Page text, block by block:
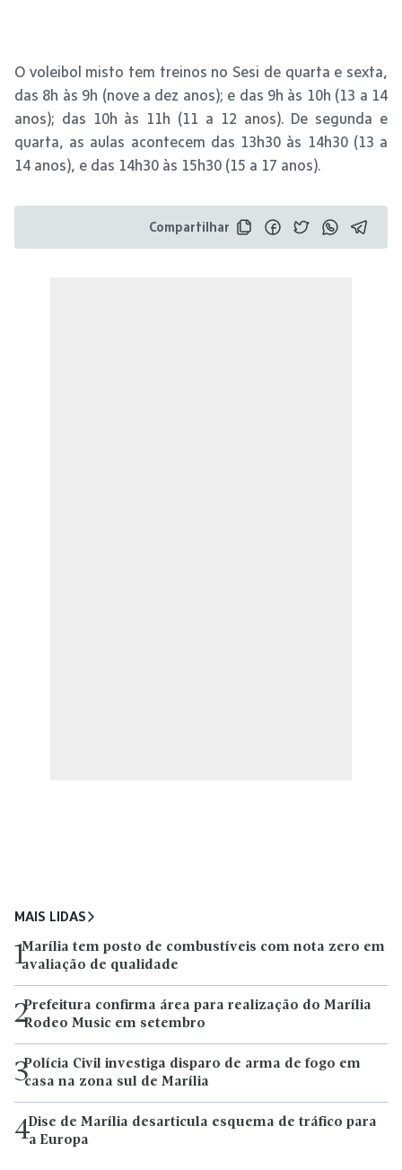
O voleibol misto tem treinos no Sesi de quarta e sexta,
das 8h às 9h (nove a dez anos); e das 9h às 10h (13 a 14
anos); das 10h às 11h (11 a 12 anos). De segunda e
quarta, as aulas acontecem das 13h30 às 14h30 (13 a
14 anos), e das 14h30 às 15h30 (15 a 17 anos).
Compartilhar
MAIS LIDAS
1Marília tem posto de combustíveis com nota zero em
avaliação de qualidade
2Prefeitura confirma área para realização do Marília
Rodeo Music em setembro
3Polícia Civil investiga disparo de arma de fogo em
casa na zona sul de Marília
4Dise de Marília desarticula esquema de tráfico para
a Europa